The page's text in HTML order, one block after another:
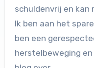
schuldenvrij en kan
Ik ben aan het
ben een
herstelbeweging